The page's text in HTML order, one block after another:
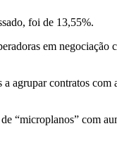
foi de 13,55%.
em negociação
agrupar contratos
com